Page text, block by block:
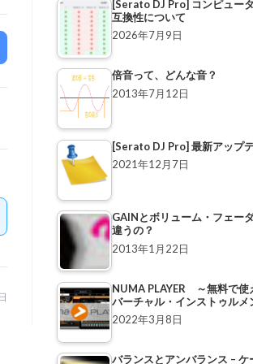
[Serato DJ Pro] コンピュー
互換性について
2026年7月9日
倍音って、どんな音？
2013年7月12日
[Serato DJ Pro] 最新アップ
2021年12月7日
GAINとボリューム・フェー
違うの？
2013年1月22日
NUMA PLAYER ～無料で使
バーチャル・インストゥルメ
2022年3月8日
バランスとアンバランス – ケ